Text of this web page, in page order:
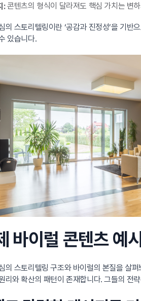
:콘텐츠의 형식이 달라져도 핵심 가치는 변
의 스토리텔링이란 ‘공감과 진정성’을 기
있습니다.
바이럴 콘텐츠 예
의 스토리텔링 구조와 바이럴의 본질을 살
리와 확산의 패턴이 존재합니다. 그들의 전